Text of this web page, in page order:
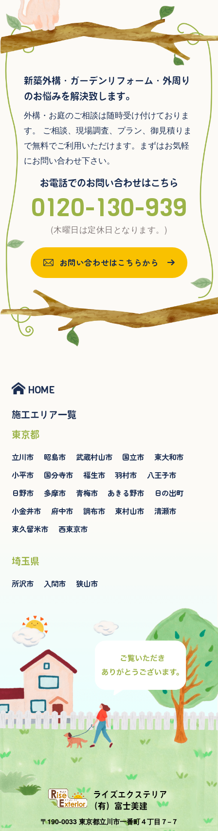
新築外構・ガーデンリフォーム・外周り
のお悩みを解決致します。
外構・お庭のご相談は随時受け付けておりま
す。
ご相談、現場調査、プラン、御見積りま
で無料でご利用いただけます。まずはお気軽
にお問い合わせ下さい。
お電話でのお問い合わせはこちら
0120-130-939
(木曜日は定休日となります。)
お問い合わせはこちらから
HOME
施工エリア一覧
東京都
立川市 昭島市 武蔵村山市 国立市
東大和市
小平市
国分寺市 福生市 羽村市
八王子市
日野市
多摩市 青梅市 あきる野市
日の出町
小金井市
府中市 調布市 東村山市
清瀬市
東久留米市
西東京市
埼玉県
所沢市 入間市 狭山市
ライズエクステリア
（有）富士美建
〒190-0033 東京都立川市一番町４丁目７−７